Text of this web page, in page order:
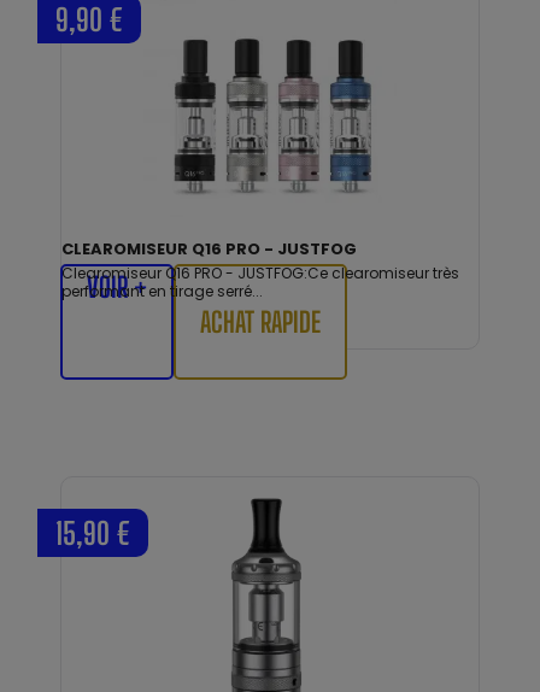
CLEAROMISEUR Q16 PRO - JUSTFOG
Clearomiseur Q16 PRO - JUSTFOG:Ce clearomiseur très
performant en tirage serré...
9,90 €
VOIR +
ACHAT RAPIDE
15,90 €